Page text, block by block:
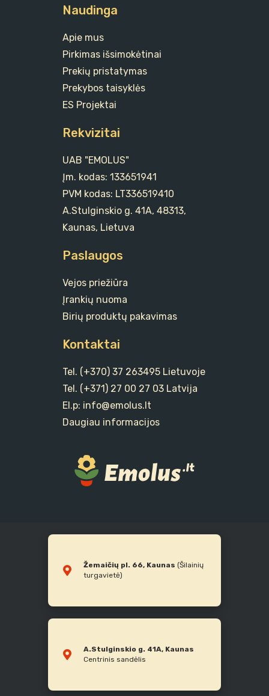
Naudinga
Apie mus
Pirkimas išsimokėtinai
Prekių pristatymas
Prekybos taisyklės
ES Projektai
Rekvizitai
UAB "EMOLUS"
Įm. kodas: 133651941
PVM kodas: LT336519410
A.Stulginskio g. 41A, 48313,
Kaunas, Lietuva
Paslaugos
Vejos priežiūra
Įrankių nuoma
Birių produktų pakavimas
Kontaktai
Tel. (+370) 37 263495 Lietuvoje
Tel. (+371) 27 00 27 03 Latvija
El.p: info@emolus.lt
Daugiau informacijos
Žemaičių pl. 66, Kaunas (Šilainių
turgavietė)
A.Stulginskio g. 41A, Kaunas
Centrinis sandėlis